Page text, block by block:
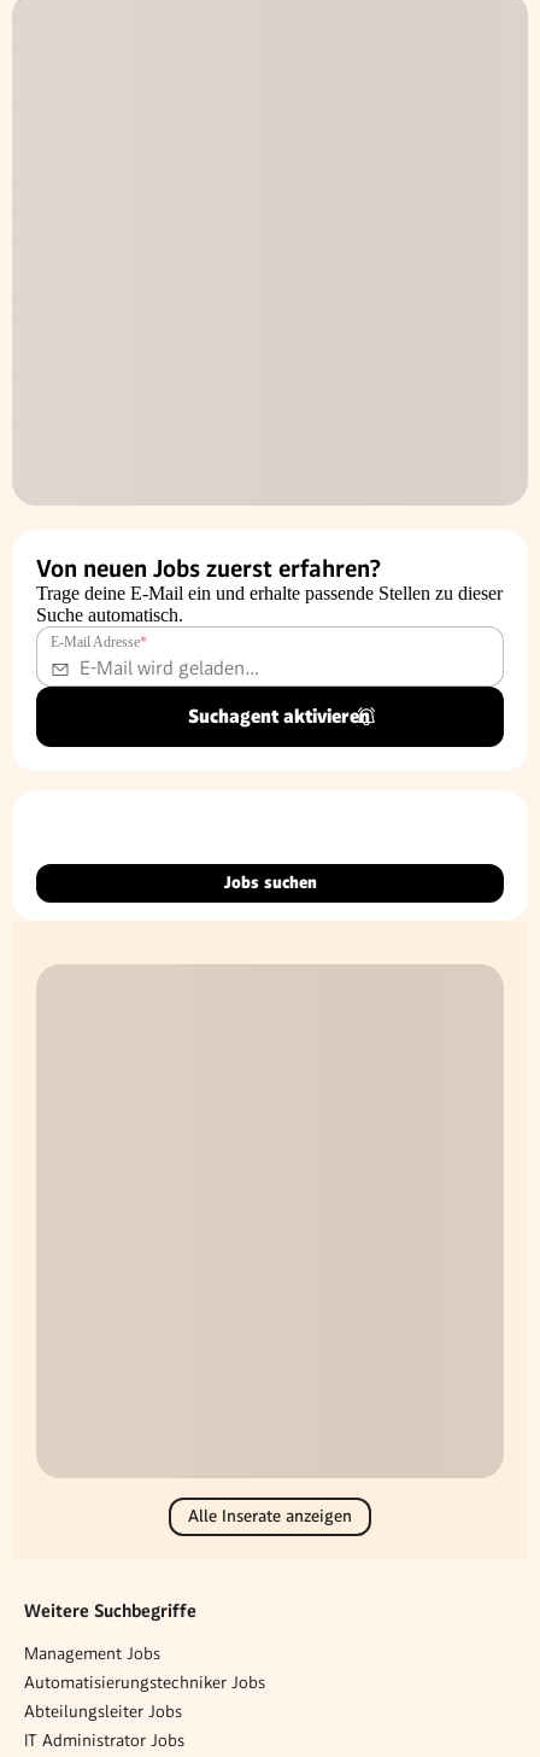
Von neuen Jobs zuerst erfahren?
Trage deine E-Mail ein und erhalte passende Stellen zu dieser
Suche automatisch.
E-Mail Adresse*
Suchagent aktivieren
Jobs suchen
Alle Inserate anzeigen
Weitere Suchbegriffe
Management Jobs
Automatisierungstechniker Jobs
Abteilungsleiter Jobs
IT Administrator Jobs